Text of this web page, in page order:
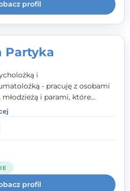
profil
Partyka
i
- pracuję z osobami
młodzieżą i parami, które
kryzysów psychicznych,
lękowych i trudności
W pracy kieruję się
empatią i głębokim
dla indywidualnej historii
Jestem w trakcie
szkoły psychoterapii
behawioralnej
profil